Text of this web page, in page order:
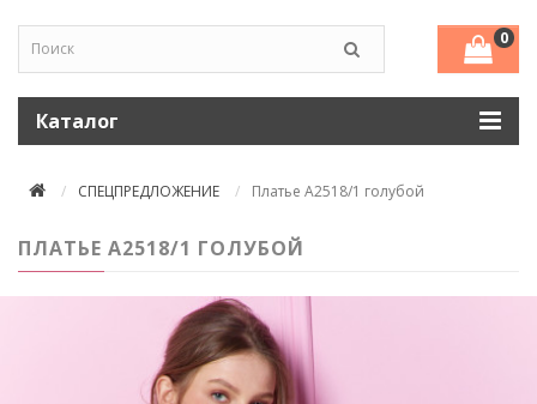
0
Каталог
СПЕЦПРЕДЛОЖЕНИЕ Платье А2518/1 голубой
ПЛАТЬЕ А2518/1 ГОЛУБОЙ